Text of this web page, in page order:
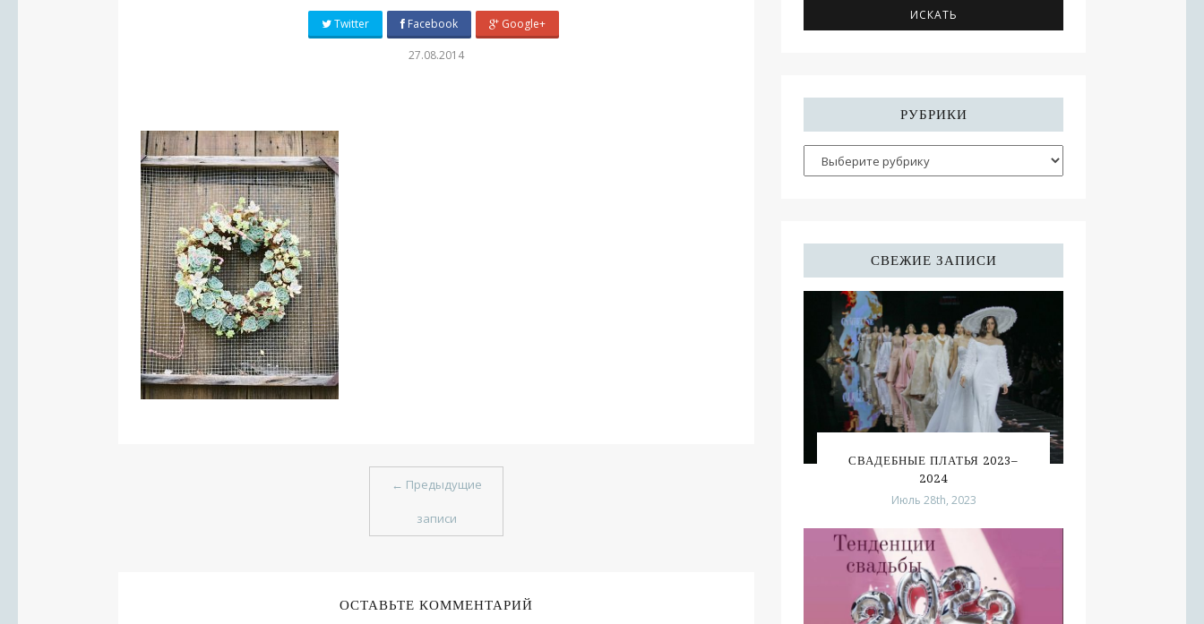
Twitter Facebook Google+
27.08.2014
← Предыдущие
записи
ОСТАВЬТЕ КОММЕНТАРИЙ
РУБРИКИ
СВЕЖИЕ ЗАПИСИ
СВАДЕБНЫЕ ПЛАТЬЯ 2023–
2024
Июль 28th, 2023